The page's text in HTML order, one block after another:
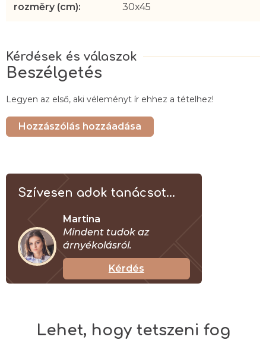
Beszélgetés
Legyen az első, aki véleményt ír ehhez a tételhez!
Hozzászólás hozzáadása
rozměry (cm): 30x45
Szívesen adok tanácsot...
Martina
Mindent tudok az
árnyékolásról.
Kérdés